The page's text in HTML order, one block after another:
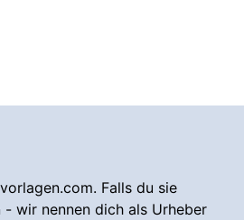
Falls du sie
wir nennen dich als Urheber